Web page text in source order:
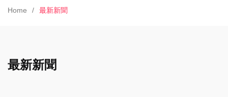
Home 最新新聞
最新新聞